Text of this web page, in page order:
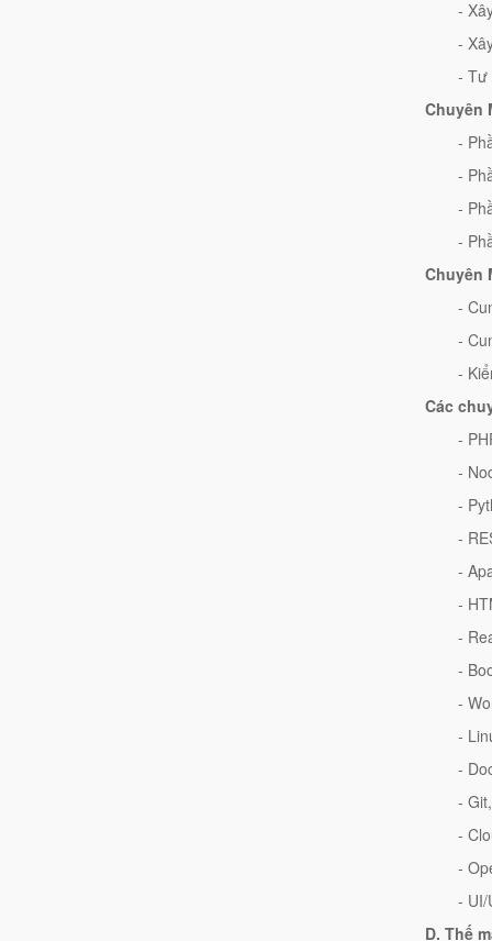
-
-
- Tư
Chuyên
-
-
-
-
Chuyên
-
-
-
Các
-
-
-
-
-
-
-
-
-
-
-
-
-
-
- UI/
D. Thế